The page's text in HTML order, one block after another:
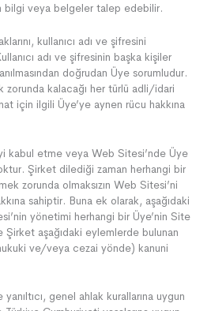
bilgi veya belgeler talep edebilir.
kullanıcı adı ve şifresini
adı ve şifresinin başka kişiler
doğrudan Üye sorumludur.
kalacağı her türlü adli/idari
için ilgili Üye’ye aynen rücu hakkına
kabul etme veya Web Sitesi’nde Üye
Şirket dilediği zaman herhangi bir
zorunda olmaksızın Web Sitesi’ni
sahiptir. Buna ek olarak, aşağıdaki
yönetimi herhangi bir Üye’nin Site
Şirket aşağıdaki eylemlerde bulunan
ve/veya cezai yönde) kanuni
genel ahlak kurallarına uygun